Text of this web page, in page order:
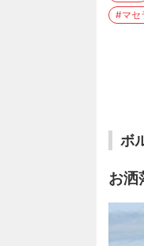
#マセ
ボ
お洒